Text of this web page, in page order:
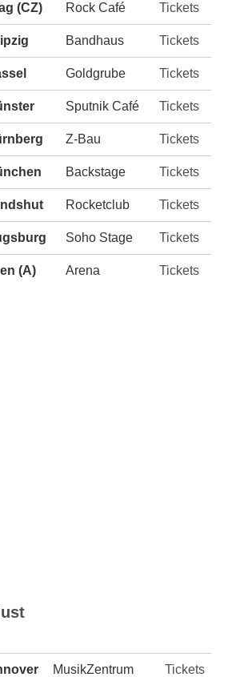
(CZ) Rock Café Tickets
Bandhaus Tickets
Goldgrube Tickets
Sputnik Café Tickets
Z-Bau Tickets
Backstage Tickets
Rocketclub Tickets
Soho Stage Tickets
(A) Arena Tickets
MusikZentrum Tickets